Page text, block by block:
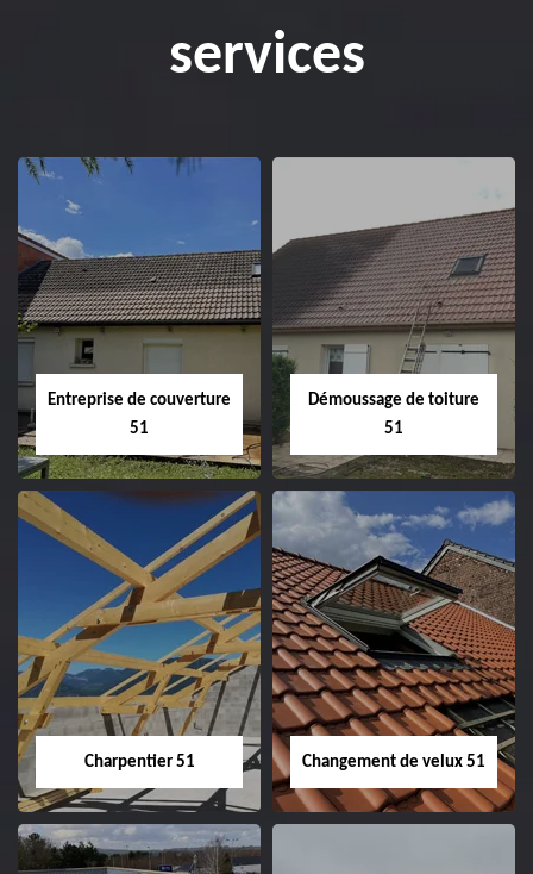
services
Entreprise de couverture
51
Entreprise de
couverture 51
Démoussage de toiture
51
Démoussage de
toiture 51
Charpentier 51 Changement de velux 51